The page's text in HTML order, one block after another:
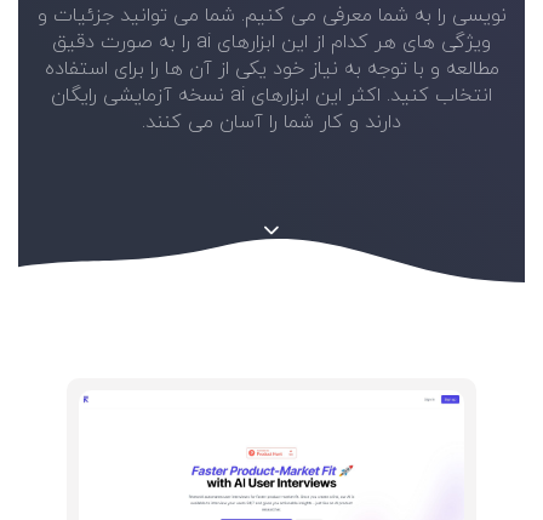
نویسی را به شما معرفی می کنیم. شما می توانید جزئیات و
ویژگی های هر کدام از این ابزارهای ai را به صورت دقیق
مطالعه و با توجه به نیاز خود یکی از آن ها را برای استفاده
انتخاب کنید. اکثر این ابزارهای ai نسخه آزمایشی رایگان
دارند و کار شما را آسان می کنند.